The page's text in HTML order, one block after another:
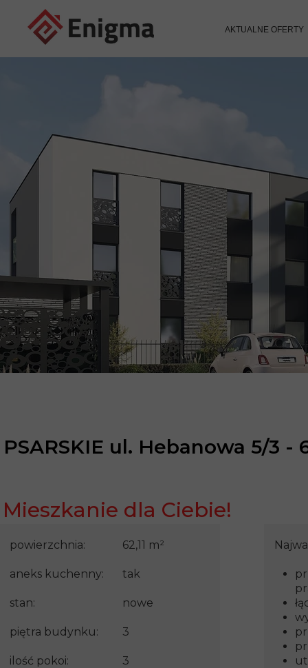
AKTUALNE OFERTY
Mieszkanie dla Ciebie!
powierzchnia: 62,11 m²
aneks kuchenny: tak
stan: nowe
piętra budynku: 3
ilość pokoi: 3
PSARSKIE ul. Hebanowa 5/3 -